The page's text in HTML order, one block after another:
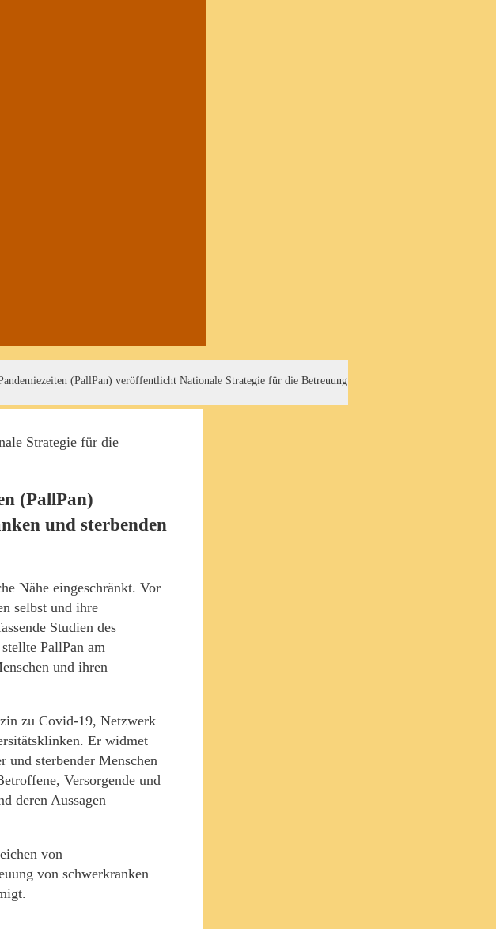
(PallPan) veröffentlicht Nationale Strategie für die Betreuung
(PallPan)
und sterbenden
Nähe eingeschränkt. Vor
selbst und ihre
Studien des
PallPan am
und ihren
zu Covid-19, Netzwerk
Er widmet
und sterbender Menschen
Versorgende und
deren Aussagen
von
von schwerkranken